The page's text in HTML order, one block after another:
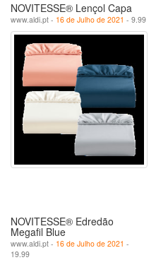
NOVITESSE® Lençol Capa
www.aldi.pt - 16 de Julho de 2021 - 9.99
NOVITESSE® Edredão
Megafil Blue
www.aldi.pt - 16 de Julho de 2021 -
19.99